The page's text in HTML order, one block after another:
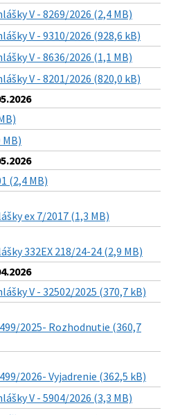
V - 8269/2026 (2,4 MB)
V - 9310/2026 (928,6 kB)
V - 8636/2026 (1,1 MB)
V - 8201/2026 (820,0 kB)
MB)
(2,4 MB)
ex 7/2017 (1,3 MB)
332EX 218/24-24 (2,9 MB)
V - 32502/2025 (370,7 kB)
2025- Rozhodnutie (360,7
2026- Vyjadrenie (362,5 kB)
V - 5904/2026 (3,3 MB)